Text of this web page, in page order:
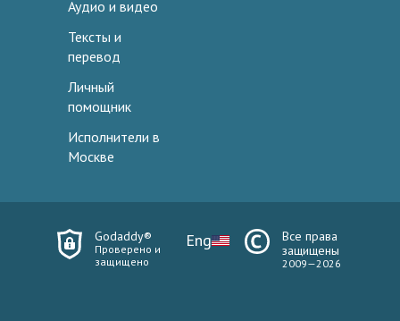
Аудио и видео
Тексты и
перевод
Личный
помощник
Исполнители в
Москве
Godaddy®
Проверено и
защищено
Eng
Все права
защищены
2009—2026